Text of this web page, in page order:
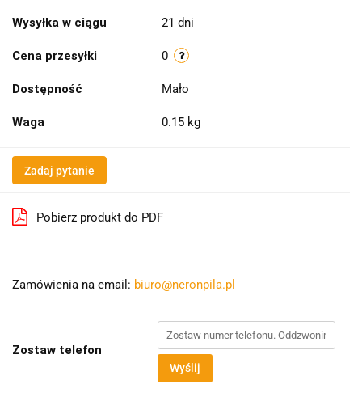
Wysyłka w ciągu 21 dni
Cena przesyłki 0
Dostępność Mało
Waga 0.15 kg
Zadaj pytanie
Pobierz produkt do PDF
Zamówienia na email: biuro@neronpila.pl
Zostaw telefon
Wyślij